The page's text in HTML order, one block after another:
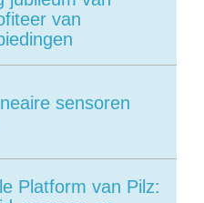
van
sensoren
Platform van Pilz: